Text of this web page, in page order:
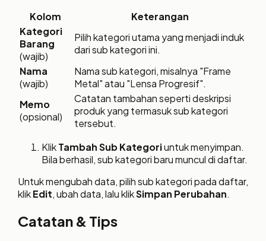
Kolom
Keterangan
Kategori
Barang
(wajib)
Pilih kategori utama yang menjadi induk
dari sub kategori ini.
Nama
(wajib)
Nama sub kategori, misalnya "Frame
Metal" atau "Lensa Progresif".
Memo
(opsional)
Catatan tambahan seperti deskripsi
produk yang termasuk sub kategori
tersebut.
KlikTambah Sub Kategoriuntuk menyimpan.
Bila berhasil, sub kategori baru muncul di daftar.
Untuk mengubah data, pilih sub kategori pada daftar,
klikEdit, ubah data, lalu klikSimpan Perubahan.
Catatan & Tips